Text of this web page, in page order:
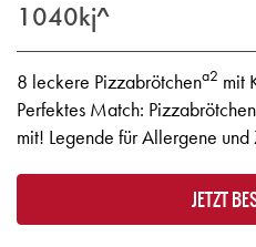
1040kj^
8 leckere Pizzabrötchena2 mit
Perfektes Match:
mit! Legende für Allergene und
JETZT